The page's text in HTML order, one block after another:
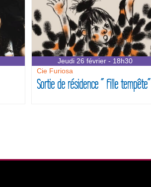
Jeudi 26 février - 18h30
Cie Furiosa
Sortie de résidence ” Fille tempête”